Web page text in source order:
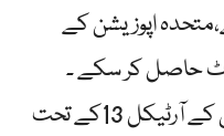
کو 33 ووٹ ملے،متحدہ اپوزیشن کے
تفصیلات کے مطابق بدھ کو آئین کے آرٹیکل 13کے تحت